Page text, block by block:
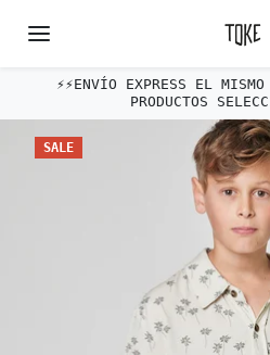
⚡️⚡️ENVÍO EXPRESS EL
PRODUCTOS
Omitir e ir a la
SALE